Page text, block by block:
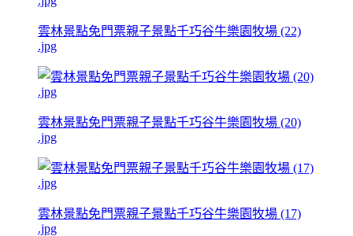
雲林景點免門票親子景點千巧谷牛樂園牧場 (22)
.jpg
雲林景點免門票親子景點千巧谷牛樂園牧場 (20)
.jpg
雲林景點免門票親子景點千巧谷牛樂園牧場 (17)
.jpg